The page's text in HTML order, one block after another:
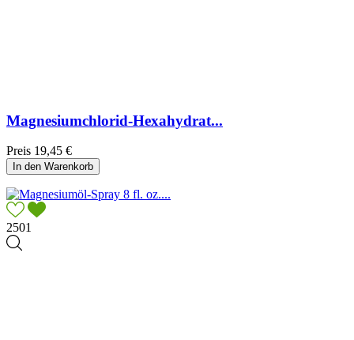
Magnesiumchlorid-Hexahydrat...
Preis 19,45 €
In den Warenkorb
2501